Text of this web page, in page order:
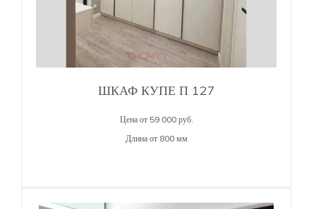
ШКАФ КУПЕ П 127
Цена от 59 000 руб.
Длина от 800 мм